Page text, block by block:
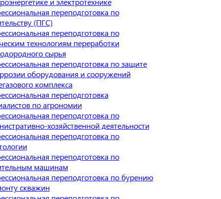
переподготовка по
(ПГС)
переподготовка по
технологиям переработки
сырья
переподготовка по защите
оборудования и сооружений
комплекса
переподготовка
по агрономии
переподготовка по
хозяйственной деятельности
переподготовка по
переподготовка по
машинам
переподготовка по бурению
скважин